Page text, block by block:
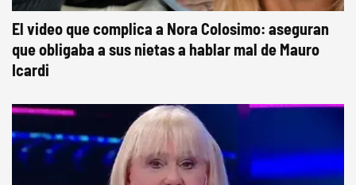
El video que complica a Nora Colosimo: aseguran
que obligaba a sus nietas a hablar mal de Mauro
Icardi